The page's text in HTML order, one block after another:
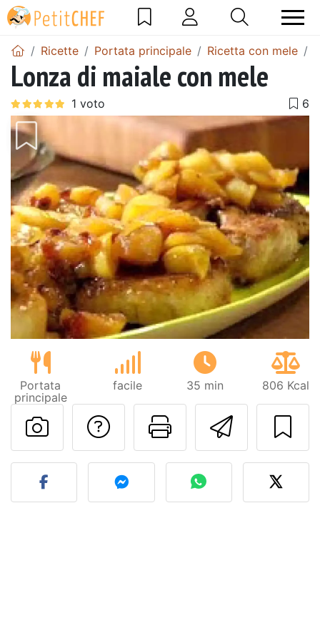
Ricette Portata principale Ricetta con mele
Lonza di maiale con mele
Portata
principale
facile 35 min 806 Kcal
Invia
Stampa la
Contatta l'autore
Pubblica la foto di